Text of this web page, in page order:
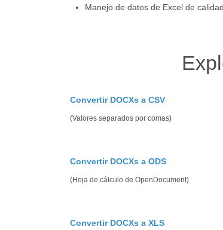
Manejo de datos de Excel de
Convertir DOCXs a CSV
(Valores separados por comas)
Convertir DOCXs a ODS
(Hoja de cálculo de OpenDocument)
Convertir DOCXs a XLS